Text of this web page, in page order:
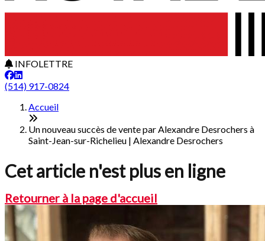
INFOLETTRE
(514) 917-0824
Accueil
Un nouveau succès de vente par Alexandre Desrochers à
Saint-Jean-sur-Richelieu | Alexandre Desrochers
Cet article n'est plus en ligne
Retourner à la page d'accueil